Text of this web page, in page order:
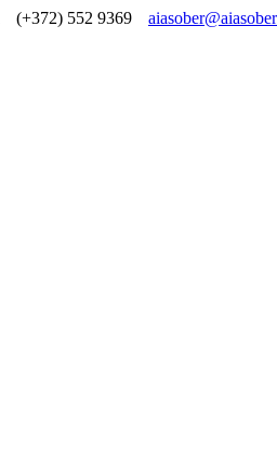
(+372) 552 9369